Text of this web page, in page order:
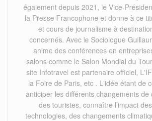
également depuis 2021, le Vice-
la Presse Francophone et donne à ce
et cours de journalisme à
concernés. Avec le Sociologue
anime des conférences en
salons comme le Salon Mondial du
site Infotravel est partenaire officiel,
la Foire de Paris, etc . L'idée étant de
anticiper les différents changements
des touristes, connaître l’impact
technologies, des changements